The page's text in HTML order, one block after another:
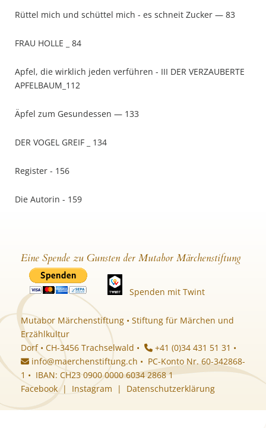
Rüttel mich und schüttel mich - es schneit Zucker — 83
FRAU HOLLE _ 84
Apfel, die wirklich jeden verführen - III DER VERZAUBERTE
APFELBAUM_112
Äpfel zum Gesundessen — 133
DER VOGEL GREIF _ 134
Register - 156
Die Autorin - 159
Eine Spende zu Gunsten der Mutabor Märchenstiftung
Spenden mit Twint
Mutabor Märchenstiftung • Stiftung für Märchen und
Erzählkultur
Dorf • CH-3456 Trachselwald •
+41 (0)34 431 51 31 •
info@maerchenstiftung.ch • PC-Konto Nr. 60-342868-
1 • IBAN: CH23 0900 0000 6034 2868 1
Facebook| Instagram | Datenschutzerklärung